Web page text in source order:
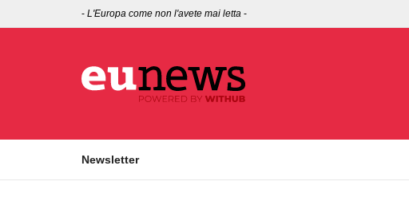
- L'Europa come non l'avete mai letta -
Newsletter